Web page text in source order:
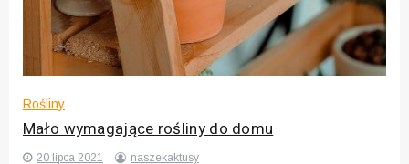
Rośliny
Mało wymagające rośliny do domu
20 lipca 2021 naszekaktusy